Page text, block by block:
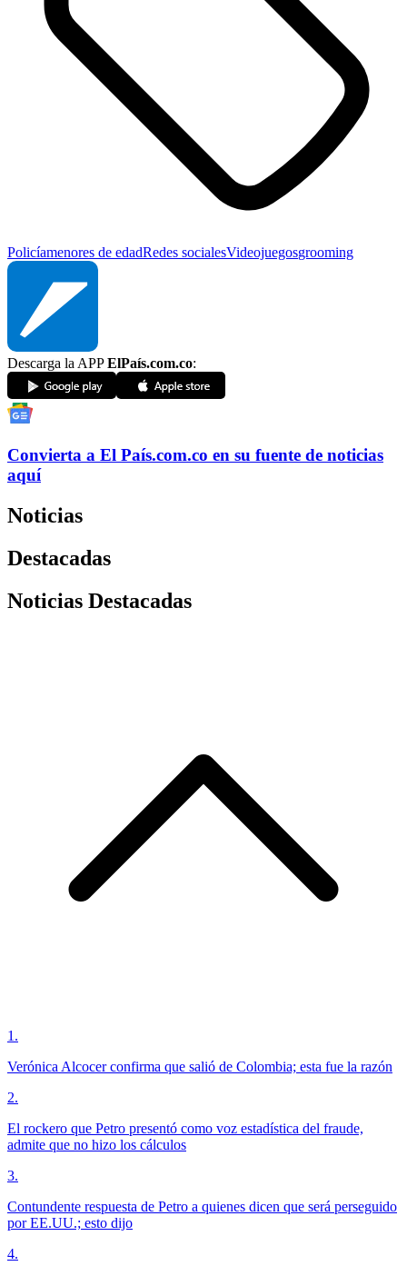
Policíamenores de edadRedes socialesVideojuegosgrooming
Descarga la APPElPaís.com.co:
Convierta a El País.com.co en su fuente de noticias
aquí
Noticias
Destacadas
Noticias Destacadas
1 .
Verónica Alcocer confirma que salió de Colombia; esta fue la razón
2.
El rockero que Petro presentó como voz estadística del fraude,
admite que no hizo los cálculos
3.
Contundente respuesta de Petro a quienes dicen que será perseguido
por EE.UU.; esto dijo
4.